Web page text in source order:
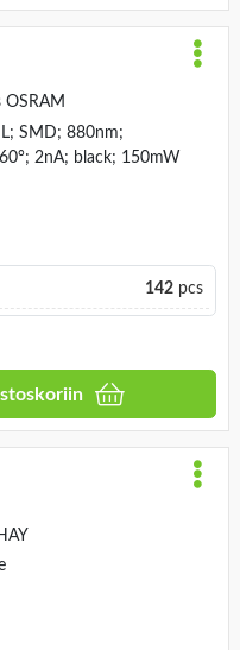
OSRAM
SMD; 880nm;
2nA; black; 150mW
142pcs